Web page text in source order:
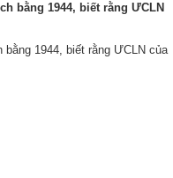
bằng 1944, biết rằng ƯCLN
1944, biết rằng ƯCLN của